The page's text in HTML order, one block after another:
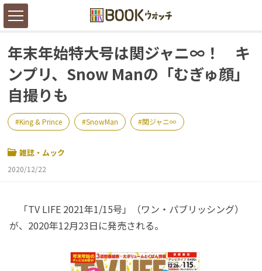
年末年始特大号は関ジャニ∞！ キ
ンプリ、Snow Manの「むぎゅ顔」
自撮りも
King & Prince SnowMan 関ジャニ∞
雑誌・ムック
2020/12/22
「TV LIFE 2021年1/15号」（ワン・パブリッシング）
が、2020年12月23日に発売される。